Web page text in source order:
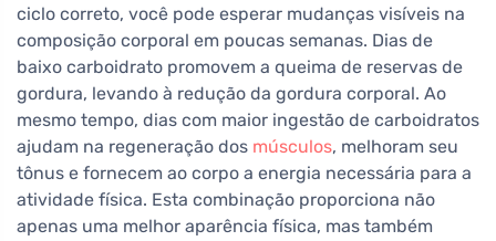
ciclo correto, você pode esperar mudanças visíveis na
composição corporal em poucas semanas. Dias de
baixo carboidrato promovem a queima de reservas de
gordura, levando à redução da gordura corporal. Ao
mesmo tempo, dias com maior ingestão de carboidratos
ajudam na regeneração dos músculos, melhoram seu
tônus e fornecem ao corpo a energia necessária para a
atividade física. Esta combinação proporciona não
apenas uma melhor aparência física, mas também